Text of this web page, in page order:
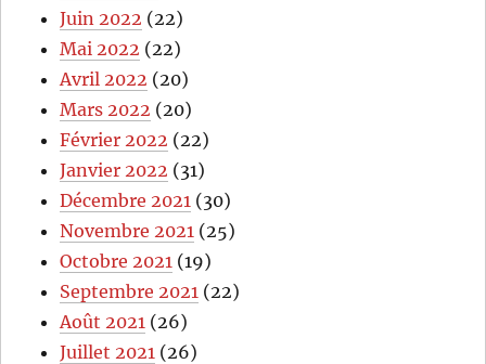
Juin 2022 (22)
Mai 2022 (22)
Avril 2022 (20)
Mars 2022 (20)
Février 2022 (22)
Janvier 2022 (31)
Décembre 2021 (30)
Novembre 2021 (25)
Octobre 2021 (19)
Septembre 2021 (22)
Août 2021 (26)
Juillet 2021 (26)